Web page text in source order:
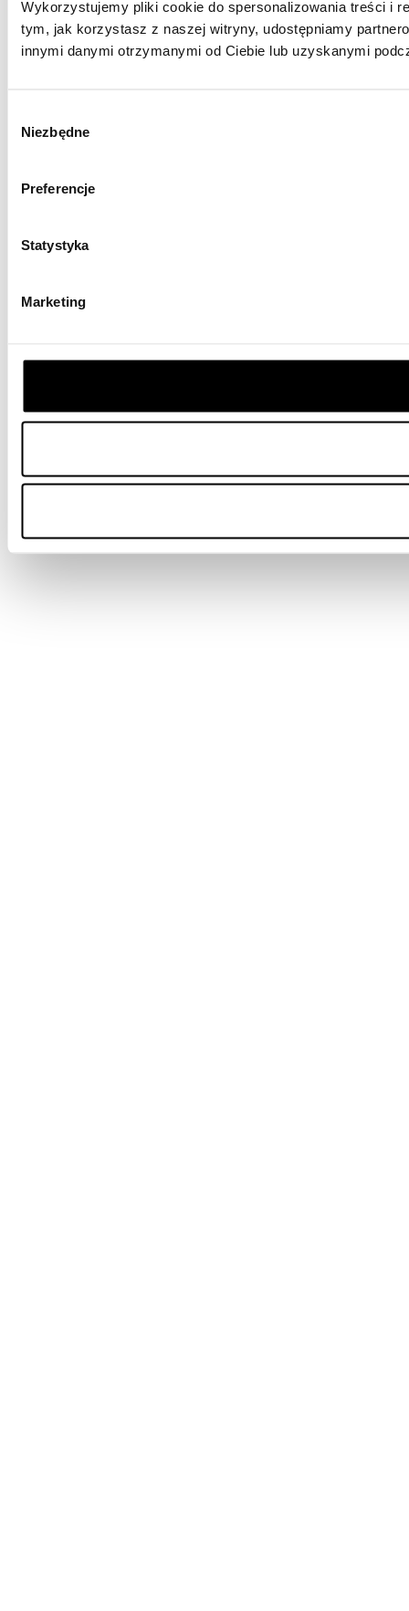
Wykorzystujemy pliki cookie do spersonalizowania treści i
tym, jak korzystasz z naszej witryny, udostępniamy
innymi danymi otrzymanymi od Ciebie lub uzyskanymi
zgody
Niezbędne
Preferencje
Statystyka
Marketing